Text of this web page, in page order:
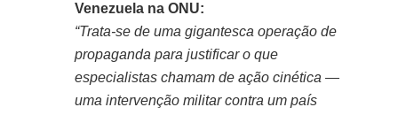
Venezuela na ONU:
“Trata-se de uma gigantesca operação de
propaganda para justificar o que
especialistas chamam de ação cinética —
uma intervenção militar contra um país